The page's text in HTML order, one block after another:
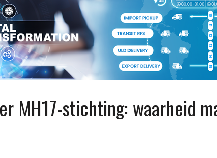
MH17-stichting: waarheid